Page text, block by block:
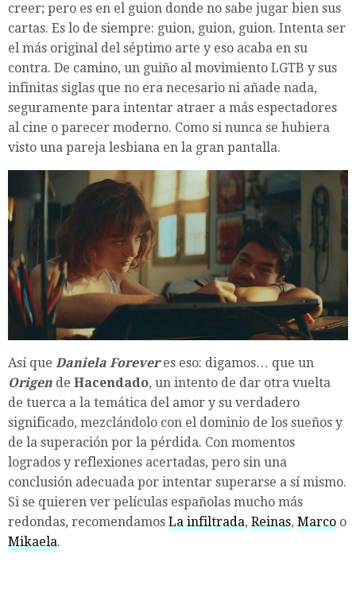
creer; pero es en el guion donde no sabe jugar bien sus
cartas. Es lo de siempre: guion, guion, guion. Intenta ser
el más original del séptimo arte y eso acaba en su
contra. De camino, un guiño al movimiento LGTB y sus
infinitas siglas que no era necesario ni añade nada,
seguramente para intentar atraer a más espectadores
al cine o parecer moderno. Como si nunca se hubiera
visto una pareja lesbiana en la gran pantalla.
Así que Daniela Foreveres eso: digamos… que un
Origen de Hacendado, un intento de dar otra vuelta
de tuerca a la temática del amor y su verdadero
significado, mezclándolo con el dominio de los sueños y
de la superación por la pérdida. Con momentos
logrados y reflexiones acertadas, pero sin una
conclusión adecuada por intentar superarse a sí mismo.
Si se quieren ver películas españolas mucho más
redondas, recomendamos La infiltrada, Reinas, Marco o
Mikaela.